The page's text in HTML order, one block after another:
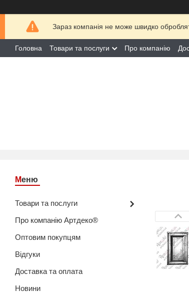
Зараз компанія не може швидко
Головна Товари та послуги Про компанію
Товари та послуги
Про компанію Артдеко®
Оптовим покупцям
Відгуки
Доставка та оплата
Новини